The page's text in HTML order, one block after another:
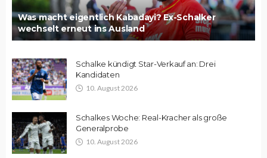
Was macht eigentlich Kabadayi? Ex-Schalker
wechselt erneut ins Ausland
Schalke kündigt Star-Verkauf an: Drei
Kandidaten
10. August 2026
Schalkes Woche: Real-Kracher als große
Generalprobe
10. August 2026